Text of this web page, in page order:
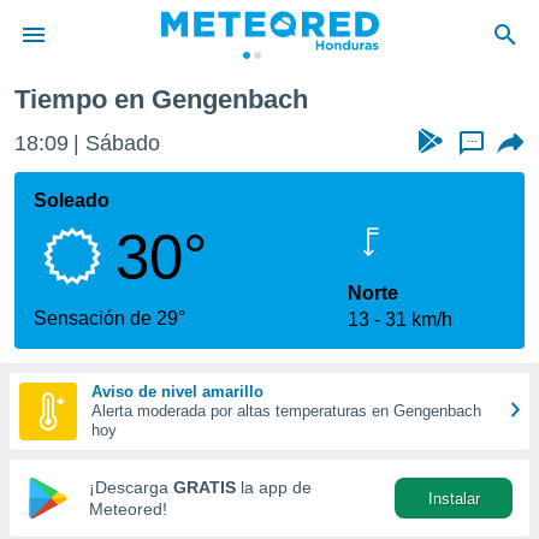
de
ha sido
calidad.
a este
las
y
forma
digital
basada
Tiempo en Gengenbach
18:09 Sábado ...
Soleado
30°
Sensación de 29°
Norte
13
31 km/h
Aviso de nivel amarillo
Alerta moderada por altas temperaturas en Gengenbach
hoy
¡Descarga GRATIS la app de
Meteored!
Instalar